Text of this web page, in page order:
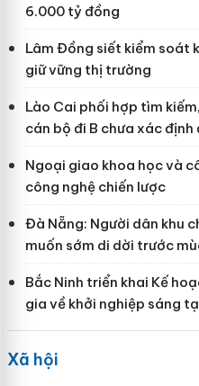
6.000 tỷ đồng
Lâm Đồng siết kiểm soát
giữ vững thị trường
Lào Cai phối hợp tìm
cán bộ đi B chưa xác
Ngoại giao khoa học và
công nghệ chiến lược
Đà Nẵng: Người dân khu
muốn sớm di dời trước
Bắc Ninh triển khai Kế
gia về khởi nghiệp sáng
Xã hội